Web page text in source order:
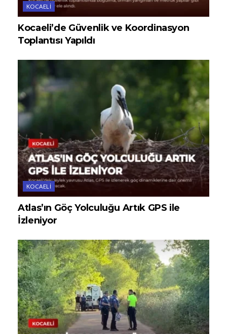
KOCAELI
Kocaeli’de Güvenlik ve Koordinasyon
Toplantısı Yapıldı
KOCAELI
Atlas’ın Göç Yolculuğu Artık GPS ile
İzleniyor